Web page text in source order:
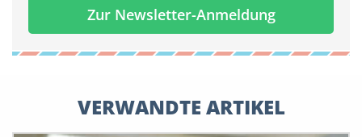
Zur Newsletter-Anmeldung
VERWANDTE ARTIKEL